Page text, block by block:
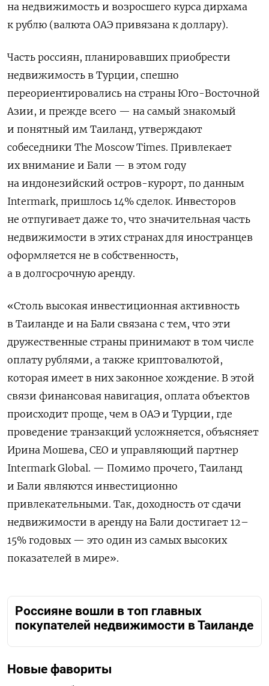
на недвижимость и возросшего курса дирхама
к рублю (валюта ОАЭ привязана к доллару).
Часть россиян, планировавших приобрести
недвижимость в Турции, спешно
переориентировались на страны Юго-Восточной
Азии, и прежде всего — на самый знакомый
и понятный им Таиланд, утверждают
собеседники The Moscow Times. Привлекает
их внимание и Бали — в этом году
на индонезийский остров-курорт, по данным
Intermark, пришлось 14% сделок. Инвесторов
не отпугивает даже то, что значительная часть
недвижимости в этих странах для иностранцев
оформляется не в собственность,
а в долгосрочную аренду.
«Столь высокая инвестиционная активность
в Таиланде и на Бали связана с тем, что эти
дружественные страны принимают в том числе
оплату рублями, а также криптовалютой,
которая имеет в них законное хождение. В этой
связи финансовая навигация, оплата объектов
происходит проще, чем в ОАЭ и Турции, где
проведение транзакций усложняется, объясняет
Ирина Мошева, CEO и управляющий партнер
Intermark Global. — Помимо прочего, Таиланд
и Бали являются инвестиционно
привлекательными. Так, доходность от сдачи
недвижимости в аренду на Бали достигает 12–
15% годовых — это один из самых высоких
показателей в мире».
Россияне вошли в топ главных
покупателей недвижимости в Таиланде
Новые фавориты